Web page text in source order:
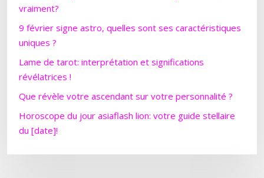
vraiment?
9 février signe astro, quelles sont ses caractéristiques
uniques ?
Lame de tarot: interprétation et significations
révélatrices !
Que révèle votre ascendant sur votre personnalité ?
Horoscope du jour asiaflash lion: votre guide stellaire
du [date]!